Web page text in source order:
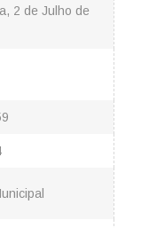
2 de Julho de